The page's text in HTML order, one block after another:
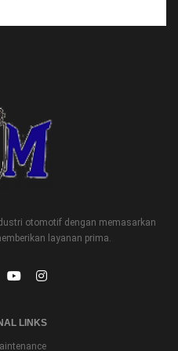
otomotif dengan memasarkan
layanan prima.
LINKS